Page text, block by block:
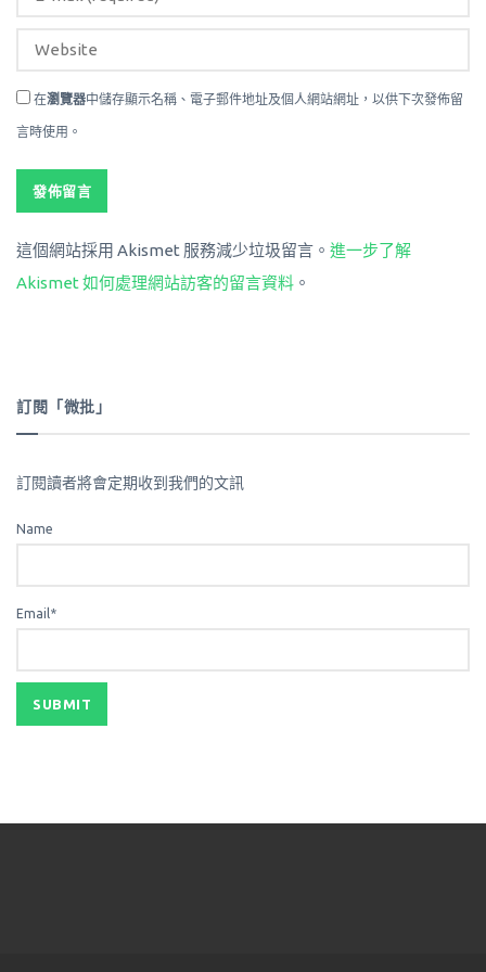
在瀏覽器中儲存顯示名稱、電子郵件地址及個人網站網址，以供下次發佈留
言時使用。
這個網站採用 Akismet 服務減少垃圾留言。 進一步了解
Akismet 如何處理網站訪客的留言資料 。
訂閱「微批」
訂閱讀者將會定期收到我們的文訊
Name
Email*